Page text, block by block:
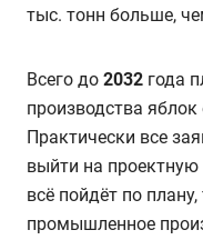
тыс. тонн больше,
Всего до 2032 года
производства
Практически все
выйти на
всё пойдёт по
промышленное